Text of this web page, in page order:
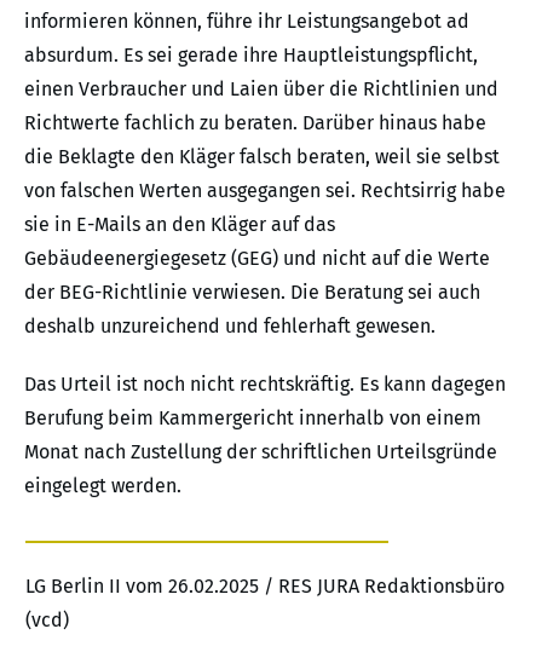
informieren können, führe ihr Leistungsangebot ad
absurdum. Es sei gerade ihre Hauptleistungspflicht,
einen Verbraucher und Laien über die Richtlinien und
Richtwerte fachlich zu beraten. Darüber hinaus habe
die Beklagte den Kläger falsch beraten, weil sie selbst
von falschen Werten ausgegangen sei. Rechtsirrig habe
sie in E-Mails an den Kläger auf das
Gebäudeenergiegesetz (GEG) und nicht auf die Werte
der BEG-Richtlinie verwiesen. Die Beratung sei auch
deshalb unzureichend und fehlerhaft gewesen.
Das Urteil ist noch nicht rechtskräftig. Es kann dagegen
Berufung beim Kammergericht innerhalb von einem
Monat nach Zustellung der schriftlichen Urteilsgründe
eingelegt werden.
LG Berlin II vom 26.02.2025 / RES JURA Redaktionsbüro
(vcd)